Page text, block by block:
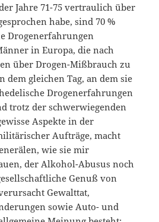
Jahre 71-75 vertraulich über
habe, sind 70 %
Drogenerfahrungen
in Europa, die nach
über Drogen-Mißbrauch zu
dem gleichen Tag, an dem sie
Drogenerfahrungen
trotz der schwerwiegenden
Aspekte in der
Aufträge, macht
wie sie mir
der Alkohol-Abusus noch
Genuß von
Gewalttat,
sowie Auto- und